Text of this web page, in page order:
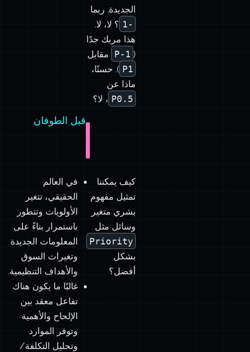
الجديدة. ربما
-1
؟ لا، لا.
هذا مربك جدًا
(
P-1
مقابل
P1 ). حسنًا،
ماذا عن
P0.5 ، لا؟
قبل الطوفان
كيف يمكننا
تمثيل مفهوم
بشري متغير
وسائل مثل
Priority
بشكل
أفضل؟
في العالم
الحقيقي، تتغير
الأولويات وتتطور
باستمرار بناءً على
المعلومات الجديدة
وتغيرات السوق
والأهداف التنظيمية.
غالبًا ما يكون هناك
تفاعل معقد بين
الإلحاح والأهمية
وتوفر الموارد
وتحليل التكلفة/